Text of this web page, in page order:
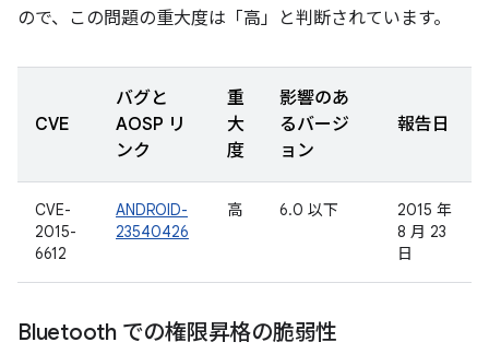
ので、この問題の重大度は「高」と判断されています。
CVE
バグと
AOSP リ
ンク
重
大
度
影響のあ
るバージ
ョン
報告日
CVE-
2015-
6612
ANDROID-
23540426
高 6.0 以下
2015 年
8 月 23
日
Bluetooth での権限昇格の脆弱性